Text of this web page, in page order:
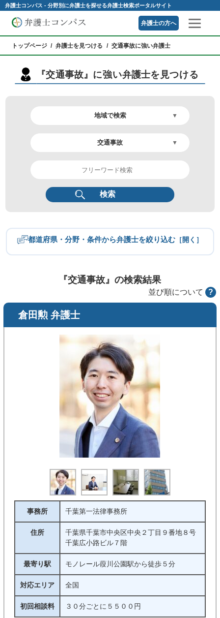
弁護士コンパス - 分野別に弁護士を探せる弁護士検索ポータルサイト
弁護士の方へ
トップページ 弁護士を見つける 交通事故に強い弁護士
『交通事故』に強い弁護士を見つける
検索
都道府県・分野・条件から弁護士を絞り込む ［開く］
関東
中国
分野
不倫慰謝料
相続・遺産トラブル
刑事事件
不動産・建築
詐欺・消費者被害
医療・介護問題 行政事件
条件
初回相談料無料 着手金０
『交通事故』の検索結果
並び順について ?
倉田勲 弁護士
事務所 千葉第一法律事務所
住所
千葉県千葉市中央区中央２丁目９番地８号
千葉広小路ビル７階
最寄り駅 モノレール葭川公園駅から徒歩５分
対応エリア 全国
初回相談料 ３０分ごとに５５００円